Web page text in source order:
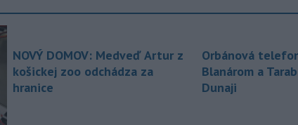
NOVÝ DOMOV: Medveď Artur z
košickej zoo odchádza za
hranice
Orbánová
Blanárom a
Dunaji